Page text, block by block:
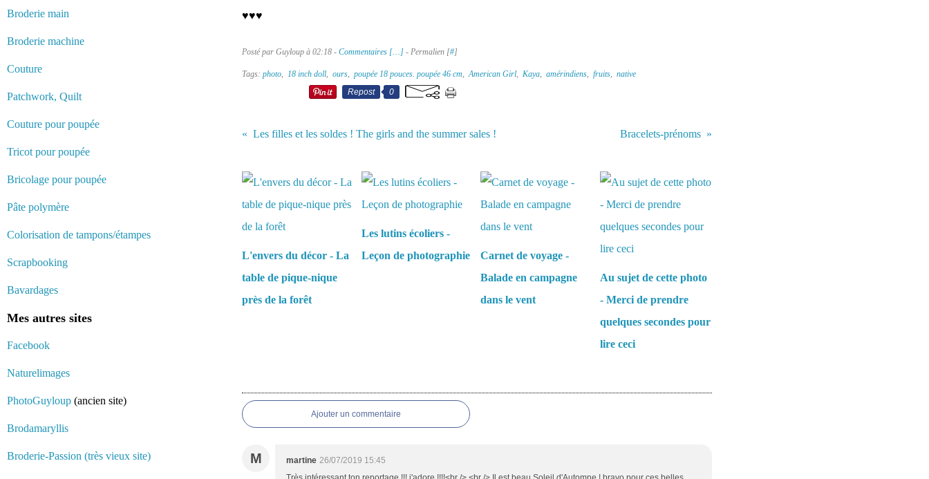
Broderie main
Broderie machine
Couture
Patchwork, Quilt
Couture pour poupée
Tricot pour poupée
Bricolage pour poupée
Pâte polymère
Colorisation de tampons/étampes
Scrapbooking
Bavardages
Mes autres sites
Facebook
Naturelimages
PhotoGuyloup (ancien site)
Brodamaryllis
Broderie-Passion (très vieux site)
♥♥♥
Posté par Guyloup à 02:18 - Commentaires […] - Permalien [#]
Tags: photo, 18 inch doll, ours, poupée 18 pouces. poupée 46 cm,American Girl, Kaya, amérindiens, fruits, native
Repost
0
Les filles et les soldes ! The girls and the summer sales ! Bracelets-prénoms
L'envers du décor - La
table de pique-nique
près de la forêt
Les lutins écoliers -
Leçon de photographie
Carnet de voyage -
Balade en campagne
dans le vent
Au sujet de cette photo
- Merci de prendre
quelques secondes pour
lire ceci
Ajouter un commentaire
M martine 26/07/2019 15:45